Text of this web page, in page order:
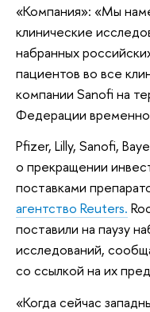
«Компания»: «Мы
клинические
набранных
пациентов во все
компании Sanofi на
Федерации
Pfizer, Lilly, Sanofi,
о прекращении
поставками
агентство Reuters.
поставили на паузу
исследований,
со ссылкой на их
«Когда сейчас